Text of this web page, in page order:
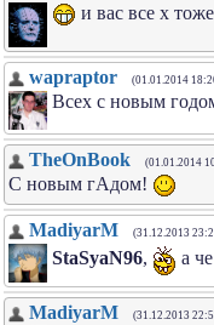
и вас все х
wapraptor (01.01.2014
Всех с новым
TheOnBook (01.01.2014
С новым гАдом!
MadiyarM (31.12.2013
StaSyaN96, а
MadiyarM (31.12.2013